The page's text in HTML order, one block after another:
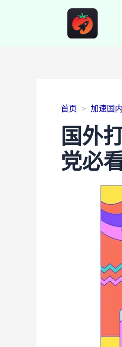
首页 加速国
国外
党必